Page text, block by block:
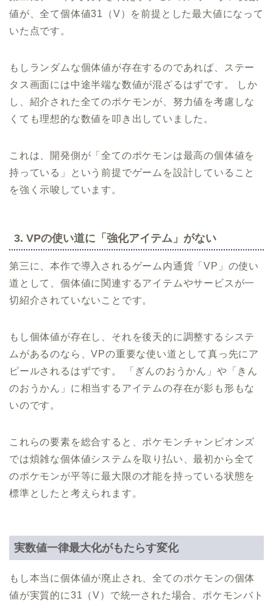
値が、全て個体値31（V）を前提とした最大値になって
いた点です。
もしランダムな個体値が存在するのであれば、ステー
タス画面には中途半端な数値が混ざるはずです。 しか
し、紹介された全てのポケモンが、努力値を考慮しな
くても理想的な数値を叩き出していました。
これは、開発側が「全てのポケモンは最高の個体値を
持っている」という前提でゲームを設計していること
を強く示唆しています。
3. VPの使い道に「強化アイテム」がない
第三に、本作で導入されるゲーム内通貨「VP」の使い
道として、個体値に関連するアイテムやサービスが一
切紹介されていないことです。
もし個体値が存在し、それを後天的に調整するシステ
ムがあるのなら、VPの重要な使い道として真っ先にア
ピールされるはずです。 「ぎんのおうかん」や「きん
のおうかん」に相当するアイテムの存在が影も形もな
いのです。
これらの要素を総合すると、ポケモンチャンピオンズ
では煩雑な個体値システムを取り払い、最初から全て
のポケモンが平等に最大限の才能を持っている状態を
標準としたと考えられます。
実数値一律最大化がもたらす変化
もし本当に個体値が廃止され、全てのポケモンの個体
値が実質的に31（V）で統一された場合、ポケモンバト